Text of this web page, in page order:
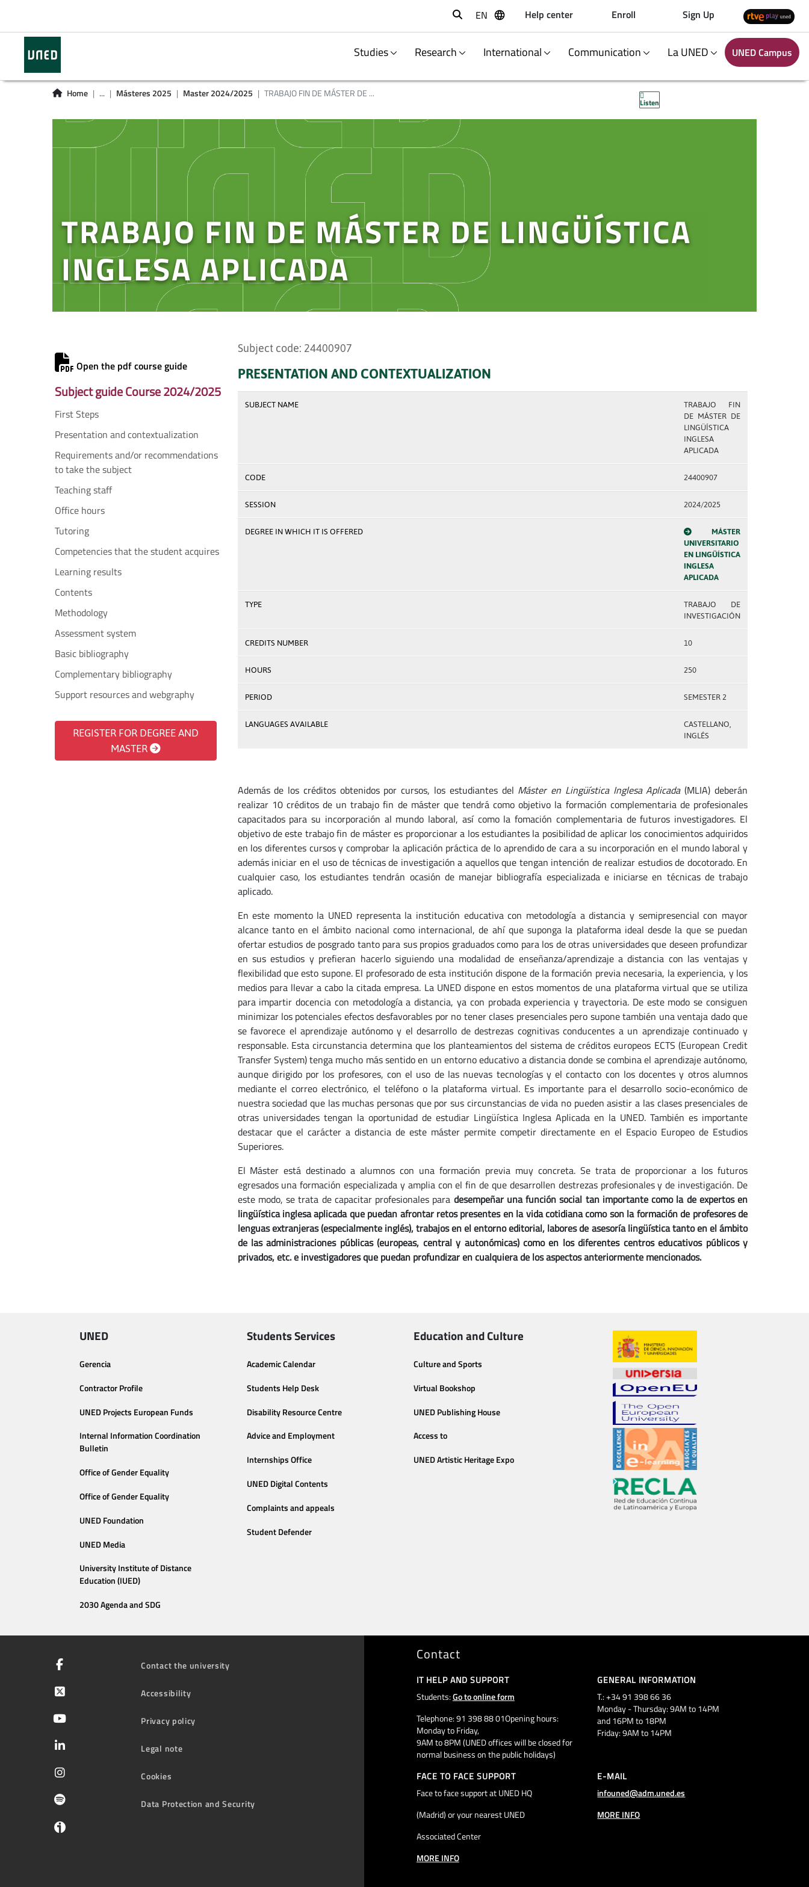
Buscar
EN Help center Enroll Sign Up
Studies Research International Communication La UNED UNED Campus
Home ... Másteres 2025 Master 2024/2025 TRABAJO FIN DE MÁSTER DE ...
Listen
TRABAJO FIN DE MÁSTER DE LINGÜÍSTICA
INGLESA APLICADA
Open the pdf course guide
Subject guide Course 2024/2025
First Steps
Presentation and contextualization
Requirements and/or recommendations
to take the subject
Teaching staff
Office hours
Tutoring
Competencies that the student acquires
Learning results
Contents
Methodology
Assessment system
Basic bibliography
Complementary bibliography
Support resources and webgraphy
REGISTER FOR DEGREE AND
MASTER
Subject code: 24400907
PRESENTATION AND CONTEXTUALIZATION
SUBJECT NAME
TRABAJO FIN
DE MÁSTER DE
LINGÜÍSTICA
INGLESA
APLICADA
CODE 24400907
SESSION 2024/2025
DEGREE IN WHICH IT IS OFFERED
MÁSTER
UNIVERSITARIO
EN LINGÜÍSTICA
INGLESA
APLICADA
TYPE
TRABAJO DE
INVESTIGACIÓN
CREDITS NUMBER 10
HOURS 250
PERIOD SEMESTER 2
LANGUAGES AVAILABLE
CASTELLANO,
INGLÉS
Además de los créditos obtenidos por cursos, los estudiantes del Máster en Lingüística Inglesa Aplicada(MLIA) deberán
realizar 10 créditos de un trabajo fin de máster que tendrá como objetivo la formación complementaria de profesionales
capacitados para su incorporación al mundo laboral, así como la fomación complementaria de futuros investigadores. El
objetivo de este trabajo fin de máster es proporcionar a los estudiantes la posibilidad de aplicar los conocimientos adquiridos
en los diferentes cursos y comprobar la aplicación práctica de lo aprendido de cara a su incorporación en el mundo laboral y
además iniciar en el uso de técnicas de investigación a aquellos que tengan intención de realizar estudios de docotorado. En
cualquier caso, los estudiantes tendrán ocasión de manejar bibliografía especializada e iniciarse en técnicas de trabajo
aplicado.
En este momento la UNED representa la institución educativa con metodología a distancia y semipresencial con mayor
alcance tanto en el ámbito nacional como internacional, de ahí que suponga la plataforma ideal desde la que se puedan
ofertar estudios de posgrado tanto para sus propios graduados como para los de otras universidades que deseen profundizar
en sus estudios y prefieran hacerlo siguiendo una modalidad de enseñanza/aprendizaje a distancia con las ventajas y
flexibilidad que esto supone. El profesorado de esta institución dispone de la formación previa necesaria, la experiencia, y los
medios para llevar a cabo la citada empresa. La UNED dispone en estos momentos de una plataforma virtual que se utiliza
para impartir docencia con metodología a distancia, ya con probada experiencia y trayectoria. De este modo se consiguen
minimizar los potenciales efectos desfavorables por no tener clases presenciales pero supone también una ventaja dado que
se favorece el aprendizaje autónomo y el desarrollo de destrezas cognitivas conducentes a un aprendizaje continuado y
responsable. Esta circunstancia determina que los planteamientos del sistema de créditos europeos ECTS (European Credit
Transfer System) tenga mucho más sentido en un entorno educativo a distancia donde se combina el aprendizaje autónomo,
aunque dirigido por los profesores, con el uso de las nuevas tecnologías y el contacto con los docentes y otros alumnos
mediante el correo electrónico, el teléfono o la plataforma virtual. Es importante para el desarrollo socio-económico de
nuestra sociedad que las muchas personas que por sus circunstancias de vida no pueden asistir a las clases presenciales de
otras universidades tengan la oportunidad de estudiar Lingüística Inglesa Aplicada en la UNED. También es importante
destacar que el carácter a distancia de este máster permite competir directamente en el Espacio Europeo de Estudios
Superiores.
El Máster está destinado a alumnos con una formación previa muy concreta. Se trata de proporcionar a los futuros
egresados una formación especializada y amplia con el fin de que desarrollen destrezas profesionales y de investigación. De
este modo, se trata de capacitar profesionales para desempeñar una función social tan importante como la de expertos en
lingüística inglesa aplicada que puedan afrontar retos presentes en la vida cotidiana como son la formación de profesores de
lenguas extranjeras (especialmente inglés), trabajos en el entorno editorial, labores de asesoría lingüística tanto en el ámbito
de las administraciones públicas (europeas, central y autonómicas) como en los diferentes centros educativos públicos y
privados, etc. e investigadores que puedan profundizar en cualquiera de los aspectos anteriormente mencionados.
UNED
Gerencia
Contractor Profile
UNED Projects European Funds
Internal Information Coordination
Bulletin
Office of Gender Equality
Office of Gender Equality
UNED Foundation
UNED Media
University Institute of Distance
Education (IUED)
2030 Agenda and SDG
Students Services
Academic Calendar
Students Help Desk
Disability Resource Centre
Advice and Employment
Internships Office
UNED Digital Contents
Complaints and appeals
Student Defender
Education and Culture
Culture and Sports
Virtual Bookshop
UNED Publishing House
Access to
UNED Artistic Heritage Expo
Contact the university
Accessibility
Privacy policy
Legal note
Cookies
Data Protection and Security
Contact
IT HELP AND SUPPORT
Students:Go to online form
Telephone: 91 398 88 01Opening hours:
Monday to Friday,
9AM to 8PM (UNED offices will be closed for
normal business on the public holidays)
GENERAL INFORMATION
T.: +34 91 398 66 36
Monday - Thursday: 9AM to 14PM
and 16PM to 18PM
Friday: 9AM to 14PM
FACE TO FACE SUPPORT
Face to face support at UNED HQ
(Madrid) or your nearest UNED
Associated Center
MORE INFO
E-MAIL
infouned@adm.uned.es
MORE INFO